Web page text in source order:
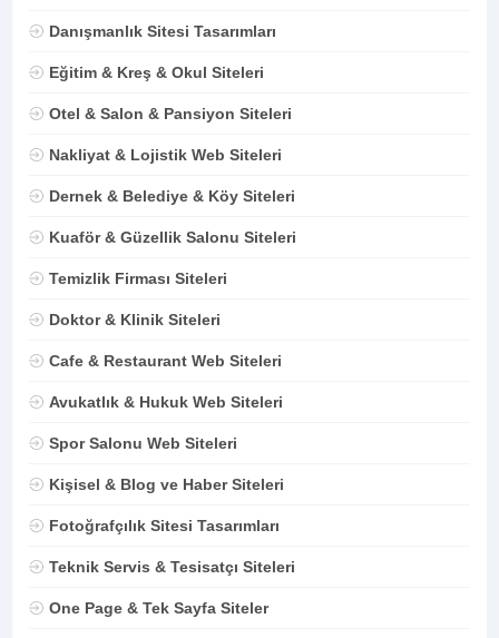
Danışmanlık Sitesi Tasarımları
Eğitim & Kreş & Okul Siteleri
Otel & Salon & Pansiyon Siteleri
Nakliyat & Lojistik Web Siteleri
Dernek & Belediye & Köy Siteleri
Kuaför & Güzellik Salonu Siteleri
Temizlik Firması Siteleri
Doktor & Klinik Siteleri
Cafe & Restaurant Web Siteleri
Avukatlık & Hukuk Web Siteleri
Spor Salonu Web Siteleri
Kişisel & Blog ve Haber Siteleri
Fotoğrafçılık Sitesi Tasarımları
Teknik Servis & Tesisatçı Siteleri
One Page & Tek Sayfa Siteler